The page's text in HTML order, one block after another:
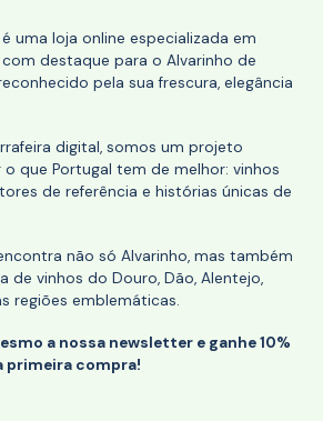
é uma loja online especializada em
destaque para o Alvarinho de
pela sua frescura, elegância
digital, somos um projeto
que Portugal tem de melhor: vinhos
de referência e histórias únicas de
não só Alvarinho, mas também
de vinhos do Douro, Dão, Alentejo,
regiões emblemáticas.
a nossa newsletter e ganhe 10%
primeira compra!